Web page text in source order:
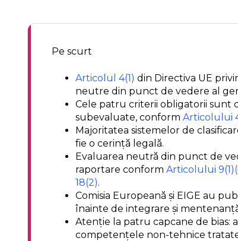
Pe scurt
Articolul 4(1) din Directiva UE
neutre din punct de vedere al
Cele patru criterii obligatorii sunt
subevaluate, conform Articolului
Majoritatea sistemelor de
fie o cerință legală.
Evaluarea neutră din punct de
raportare conform Articolului
18(2).
Comisia Europeană și EIGE au
înainte de integrare și
Atenție la patru capcane de
competențele non-tehnice